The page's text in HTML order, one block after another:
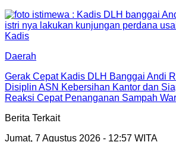
Daerah
Gerak Cepat Kadis DLH Banggai Andi
Disiplin ASN Kebersihan Kantor dan
Reaksi Cepat Penanganan Sampah
Berita Terkait
Jumat, 7 Agustus 2026 - 12:57 WITA